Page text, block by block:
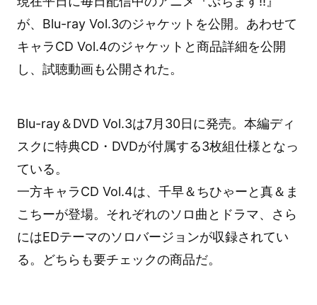
が、Blu-ray Vol.3のジャケットを公開。あわせて
キャラCD Vol.4のジャケットと商品詳細を公開
し、試聴動画も公開された。
Blu-ray＆DVD Vol.3は7月30日に発売。本編ディ
スクに特典CD・DVDが付属する3枚組仕様となっ
ている。
一方キャラCD Vol.4は、千早＆ちひゃーと真＆ま
こちーが登場。それぞれのソロ曲とドラマ、さら
にはEDテーマのソロバージョンが収録されてい
る。どちらも要チェックの商品だ。